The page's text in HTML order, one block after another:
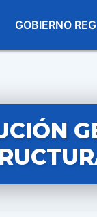
GOBIERNO